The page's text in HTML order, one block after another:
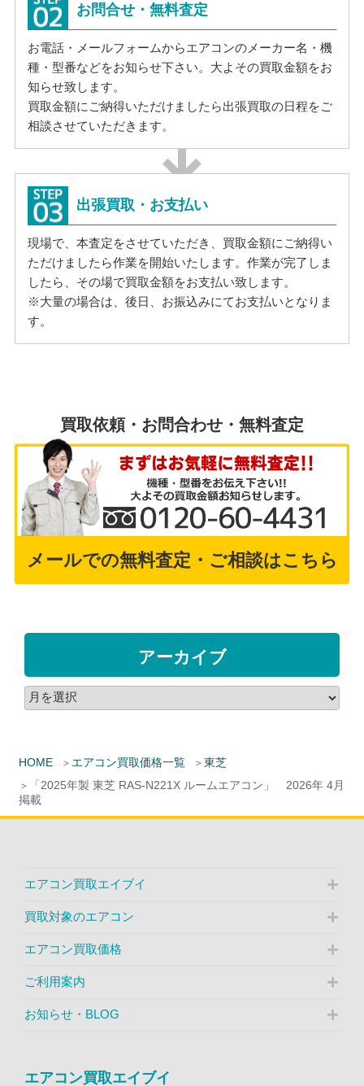
HOME エアコン買取価格一覧
東芝
「2025年製 東芝 RAS-N221X ルームエアコン」 2026年 4月
掲載
お問合せ・無料査定
お電話・メールフォームからエアコンのメーカー名・機
種・型番などをお知らせ下さい。大よその買取金額をお
知らせ致します。
買取金額にご納得いただけましたら出張買取の日程をご
相談させていただきます。
出張買取・お支払い
現場で、本査定をさせていただき、買取金額にご納得い
ただけましたら作業を開始いたします。作業が完了しま
したら、その場で買取金額をお支払い致します。
※大量の場合は、後日、お振込みにてお支払いとなりま
す。
買取依頼・お問合わせ・無料査定
メールでの無料査定・ご相談はこちら
アーカイブ
エアコン買取エイブイ
買取対象のエアコン
エアコン買取価格
ご利用案内
お知らせ・BLOG
エアコン買取エイブイ